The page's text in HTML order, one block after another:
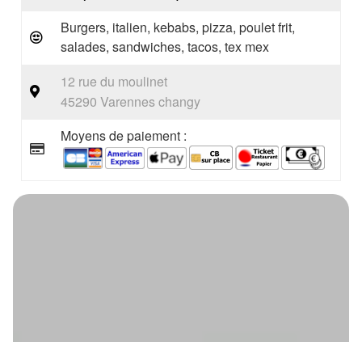
Burgers, italien, kebabs, pizza, poulet frit,
salades, sandwiches, tacos, tex mex
12 rue du moulinet
45290 Varennes changy
Moyens de paiement :